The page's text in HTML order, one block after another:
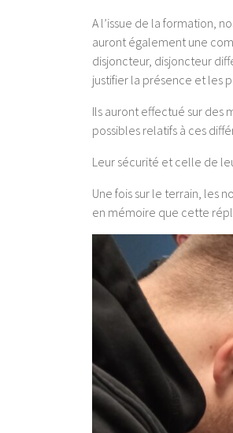
A l’issue de la formation,
auront également une
disjoncteur, disjoncteur
justifier la présence et les
Ils auront effectué sur des
possibles relatifs à ces
Leur sécurité et celle de
Une fois sur le terrain, les
en mémoire que cette